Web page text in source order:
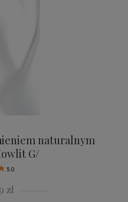
naturalnym
G/
5.0
zł